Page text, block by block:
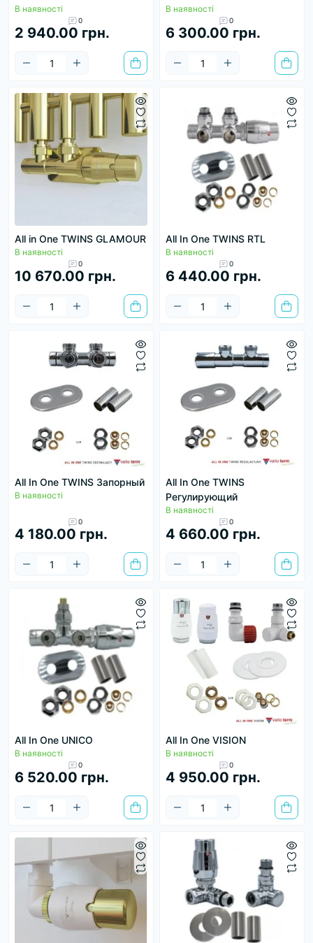
В наявності
0
2 940.00 грн.
В наявності
0
6 300.00 грн.
All in One TWINS GLAMOUR
В наявності
0
10 670.00 грн.
All In One TWINS RTL
В наявності
0
6 440.00 грн.
All In One TWINS Запорный
В наявності
0
4 180.00 грн.
All In One TWINS
Регулирующий
В наявності
0
4 660.00 грн.
All In One UNICO
В наявності
0
6 520.00 грн.
All In One VISION
В наявності
0
4 950.00 грн.